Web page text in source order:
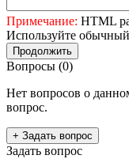
Примечание: HTML
Используйте обычный
Продолжить
Вопросы (0)
Нет вопросов о
вопрос.
+ Задать вопрос
Задать вопрос